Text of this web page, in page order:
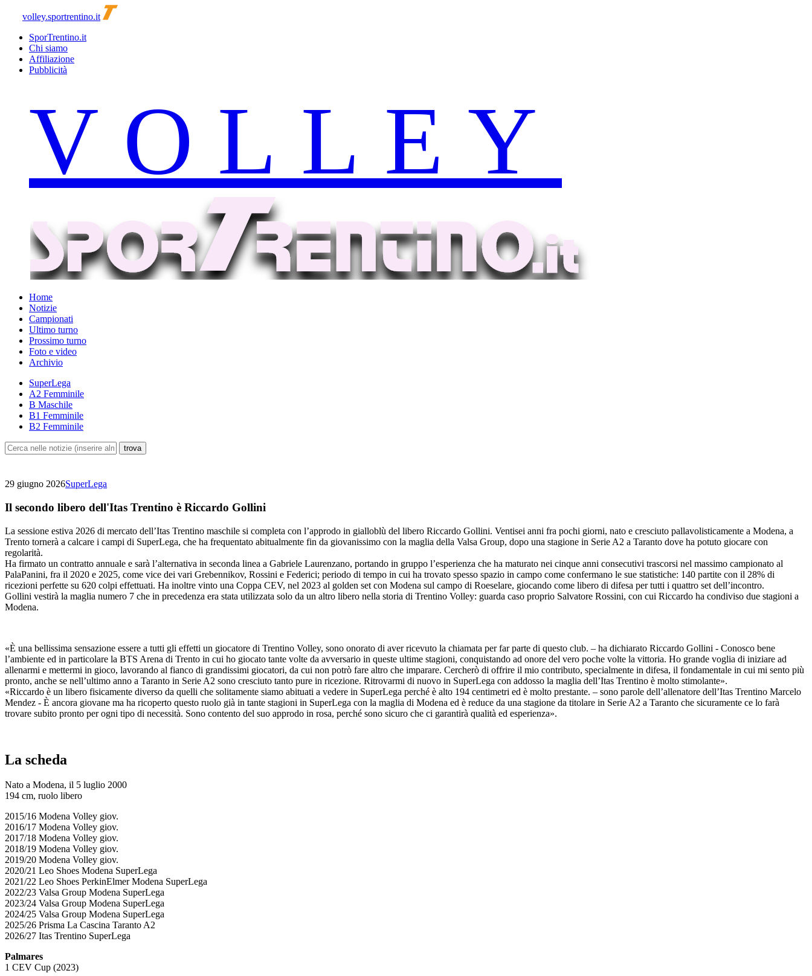
volley.sportrentino.it
SporTrentino.it
Chi siamo
Affiliazione
Pubblicità
Home
Notizie
Campionati
Ultimo turno
Prossimo turno
Foto e video
Archivio
SuperLega
A2 Femminile
B Maschile
B1 Femminile
B2 Femminile
29 giugno 2026SuperLega
Il secondo libero dell'Itas Trentino è Riccardo Gollini
La sessione estiva 2026 di mercato dell’Itas Trentino maschile si completa con l’approdo in gialloblù del libero Riccardo Gollini. Ventisei anni fra pochi giorni, nato e cresciuto pallavolisticamente a Modena, a
Trento tornerà a calcare i campi di SuperLega, che ha frequentato abitualmente fin da giovanissimo con la maglia della Valsa Group, dopo una stagione in Serie A2 a Taranto dove ha potuto giocare con
regolarità.
Ha firmato un contratto annuale e sarà l’alternativa in seconda linea a Gabriele Laurenzano, portando in gruppo l’esperienza che ha maturato nei cinque anni consecutivi trascorsi nel massimo campionato al
PalaPanini, fra il 2020 e 2025, come vice dei vari Grebennikov, Rossini e Federici; periodo di tempo in cui ha trovato spesso spazio in campo come confermano le sue statistiche: 140 partite con il 28% di
ricezioni perfette su 620 colpi effettuati. Ha inoltre vinto una Coppa CEV, nel 2023 al golden set con Modena sul campo di Roeselare, giocando come libero di difesa per tutti i quattro set dell’incontro.
Gollini vestirà la maglia numero 7 che in precedenza era stata utilizzata solo da un altro libero nella storia di Trentino Volley: guarda caso proprio Salvatore Rossini, con cui Riccardo ha condiviso due stagioni a
Modena.
«È una bellissima sensazione essere a tutti gli effetti un giocatore di Trentino Volley, sono onorato di aver ricevuto la chiamata per far parte di questo club. – ha dichiarato Riccardo Gollini - Conosco bene
l’ambiente ed in particolare la BTS Arena di Trento in cui ho giocato tante volte da avversario in queste ultime stagioni, conquistando ad onore del vero poche volte la vittoria. Ho grande voglia di iniziare ad
allenarmi e mettermi in gioco, lavorando al fianco di grandissimi giocatori, da cui non potrò fare altro che imparare. Cercherò di offrire il mio contributo, specialmente in difesa, il fondamentale in cui mi sento più
pronto, anche se nell’ultimo anno a Taranto in Serie A2 sono cresciuto tanto pure in ricezione. Ritrovarmi di nuovo in SuperLega con addosso la maglia dell’Itas Trentino è molto stimolante».
«Riccardo è un libero fisicamente diverso da quelli che solitamente siamo abituati a vedere in SuperLega perché è alto 194 centimetri ed è molto prestante. – sono parole dell’allenatore dell’Itas Trentino Marcelo
Mendez - È ancora giovane ma ha ricoperto questo ruolo già in tante stagioni in SuperLega con la maglia di Modena ed è reduce da una stagione da titolare in Serie A2 a Taranto che sicuramente ce lo farà
trovare subito pronto per ogni tipo di necessità. Sono contento del suo approdo in rosa, perché sono sicuro che ci garantirà qualità ed esperienza».
La scheda
Nato a Modena, il 5 luglio 2000
194 cm, ruolo libero
2015/16 Modena Volley giov.
2016/17 Modena Volley giov.
2017/18 Modena Volley giov.
2018/19 Modena Volley giov.
2019/20 Modena Volley giov.
2020/21 Leo Shoes Modena SuperLega
2021/22 Leo Shoes PerkinElmer Modena SuperLega
2022/23 Valsa Group Modena SuperLega
2023/24 Valsa Group Modena SuperLega
2024/25 Valsa Group Modena SuperLega
2025/26 Prisma La Cascina Taranto A2
2026/27 Itas Trentino SuperLega
Palmares
1 CEV Cup (2023)